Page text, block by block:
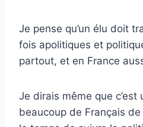
Je pense qu’un élu doit
fois apolitiques et
partout, et en France
Je dirais même que c’est
beaucoup de Français de